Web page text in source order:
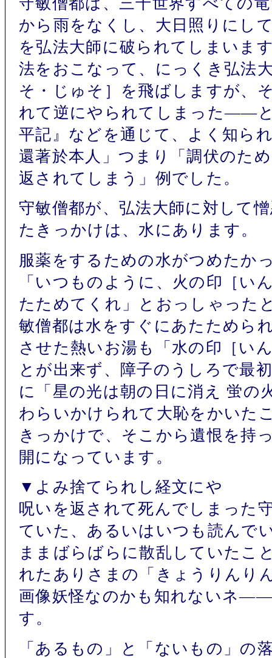
から雨をなくし、大日照りにし
を弘法大師に破られてしまいま
法をおこなって、にっくき弘法
そ・じゅそ］を飛ばしますが、
れて逆にやられてしまった――
平記』などを通じて、よく知ら
還著於本人」つまり「調伏のた
返されてしまう」例でした。
守敏僧都が、弘法大師に対して
たきっかけは、水にあります。
服薬をするための水がつめたか
「いつものように、火の印［い
たためてくれ」とおっしゃった
敏僧都は水をすぐにあたためら
させた熱いお湯も「水の印［い
とが出来ず、障子のうしろで最
に「星の光は朝の日に消え 蛍の
わらいかけられて大恥をかい
きっかけで、そこから遺恨を持
開になっています。
▼よみ捨てられし経文にや
呪いを返されて死んでしまった
ていた、あるいはいつも読んで
ままばらばらに散乱していたこ
れたありさまの「きょうりんり
画像妖怪なのかも知れないネ
す。
「あるもの」と「ないもの」の